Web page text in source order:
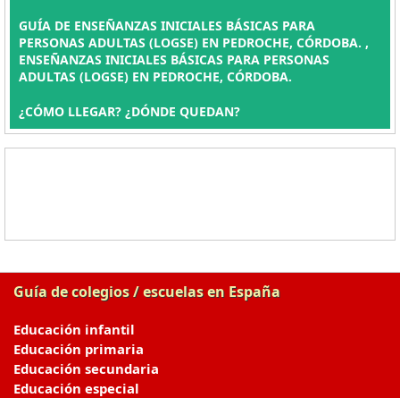
GUÍA DE ENSEÑANZAS INICIALES BÁSICAS PARA
PERSONAS ADULTAS (LOGSE) EN PEDROCHE, CÓRDOBA. ,
ENSEÑANZAS INICIALES BÁSICAS PARA PERSONAS
ADULTAS (LOGSE) EN PEDROCHE, CÓRDOBA.
¿CÓMO LLEGAR? ¿DÓNDE QUEDAN?
Guía de colegios / escuelas en España
Educación infantil
Educación primaria
Educación secundaria
Educación especial